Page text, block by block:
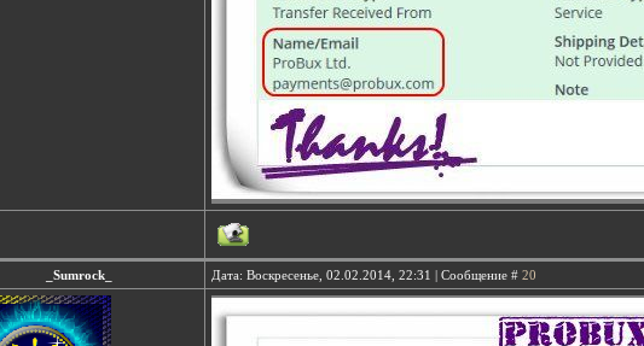
_Sumrock_ Дата: Воскресенье, 02.02.2014, 22:31 | Сообщение # 20